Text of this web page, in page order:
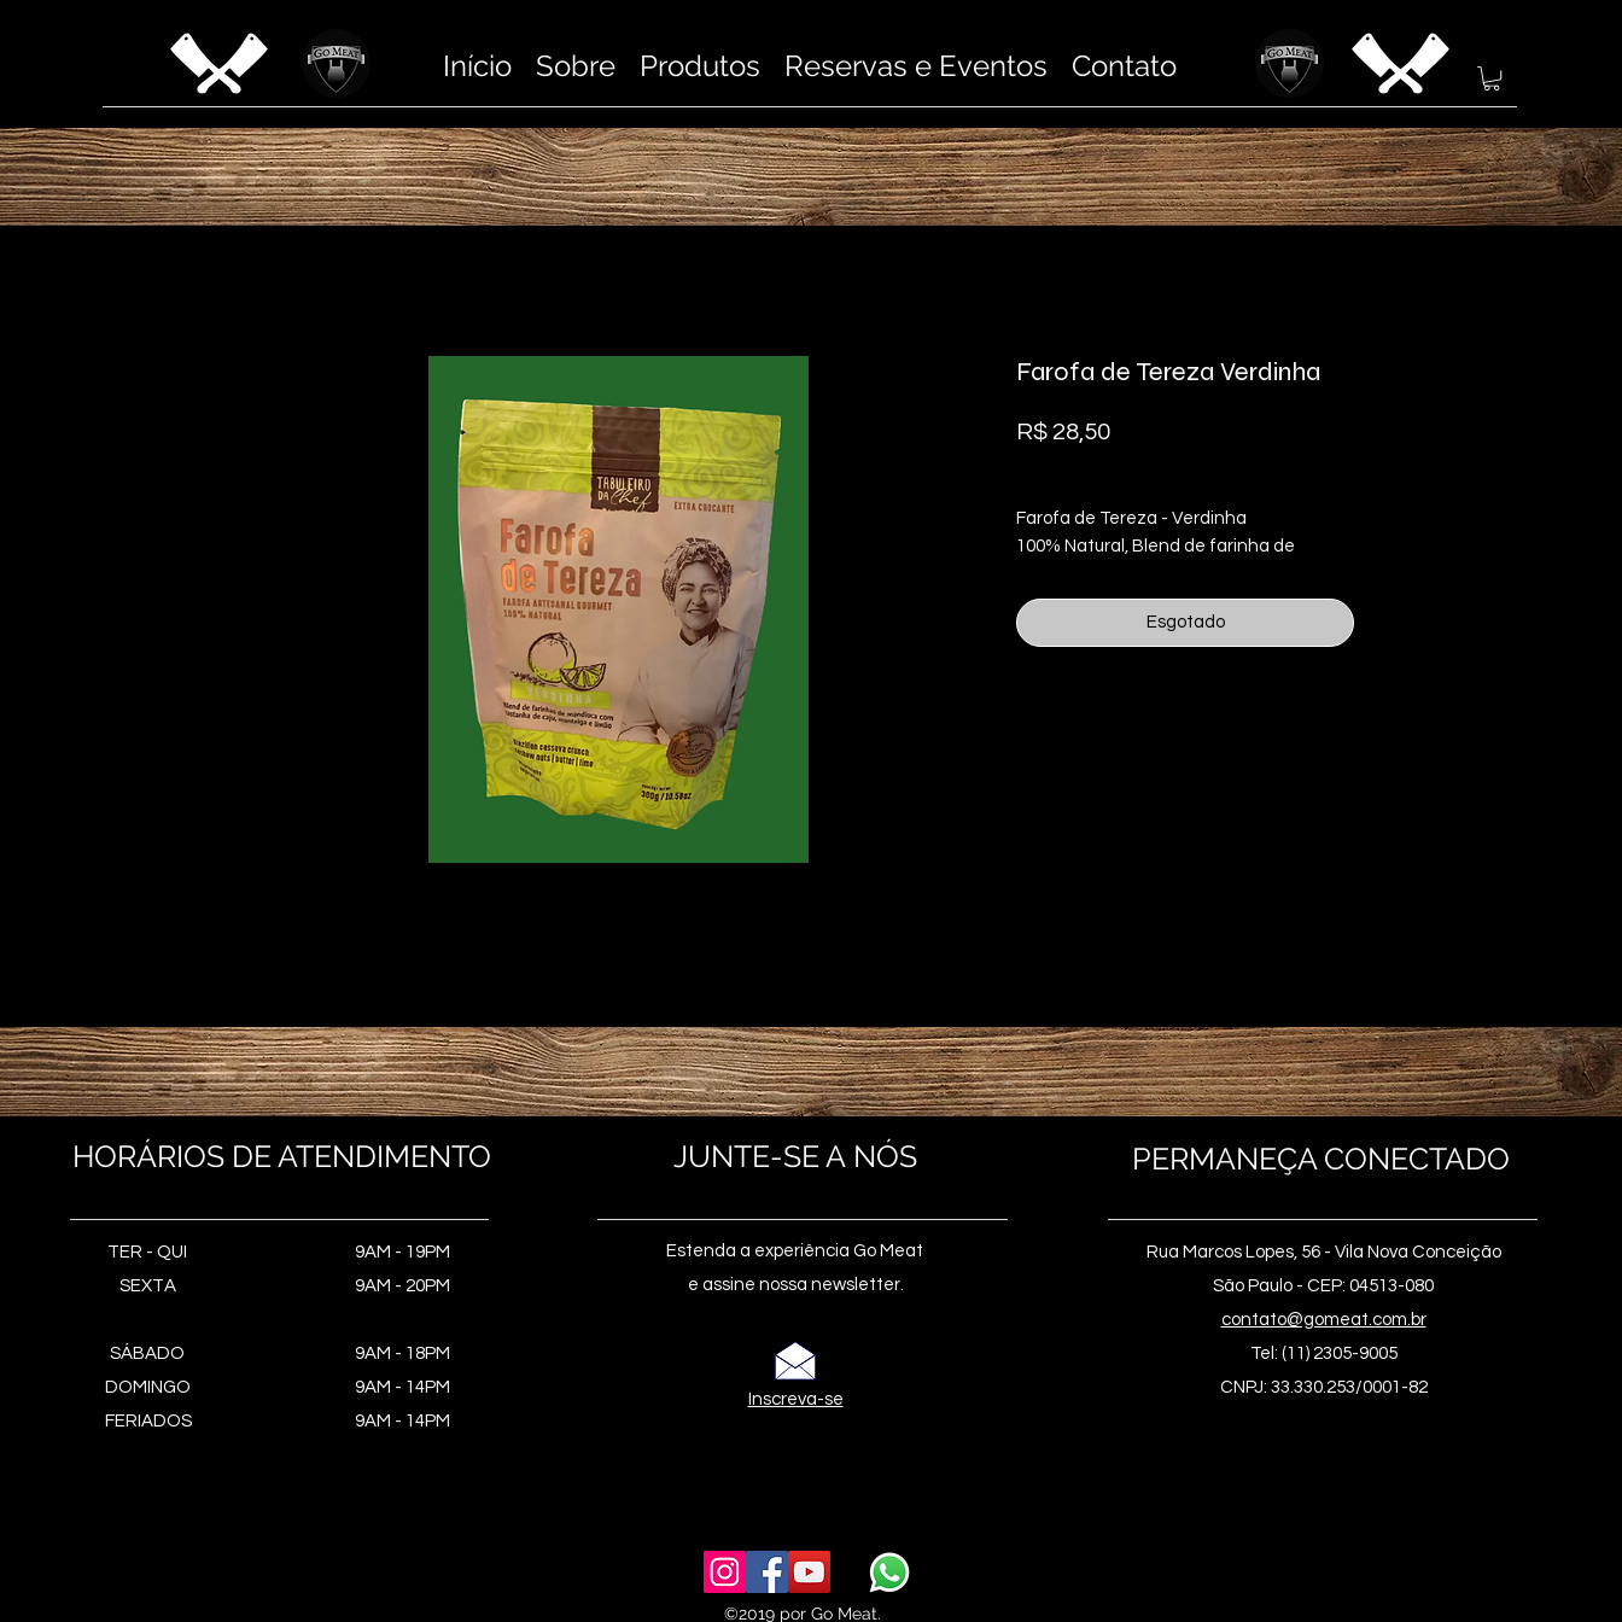
Início Sobre Produtos Reservas e Eventos Contato
Farofa de Tereza Verdinha
R$ 28,50Preço
Farofa de Tereza - Verdinha
100% Natural, Blend de farinha de
manteiga e limão.
Vegetariano
Esgotado
HORÁRIOS DE ATENDIMENTO
TER - QUI
SEXTA
SÁBADO
DOMINGO
FERIADOS
9AM - 19PM
9AM - 20PM
9AM - 18PM
9AM - 14PM
9AM - 14PM
JUNTE-SE A NÓS
Estenda a experiência Go Meat
e assine nossa newsletter.
Inscreva-se
©2019 por Go Meat.
PERMANEÇA CONECTADO
Rua Marcos Lopes, 56 - Vila Nova Conceição
São Paulo - CEP: 04513-080
contato@gomeat.com.br
Tel: (11) 2305-9005
CNPJ: 33.330.253/0001-82